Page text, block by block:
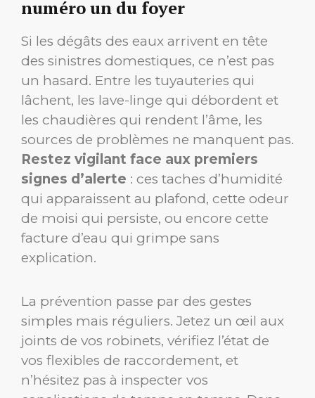
numéro un du foyer
Si les dégâts des eaux arrivent en tête
des sinistres domestiques, ce n’est pas
un hasard. Entre les tuyauteries qui
lâchent, les lave-linge qui débordent et
les chaudières qui rendent l’âme, les
sources de problèmes ne manquent pas.
Restez vigilant face aux premiers
signes d’alerte : ces taches d’humidité
qui apparaissent au plafond, cette odeur
de moisi qui persiste, ou encore cette
facture d’eau qui grimpe sans
explication.
La prévention passe par des gestes
simples mais réguliers. Jetez un œil aux
joints de vos robinets, vérifiez l’état de
vos flexibles de raccordement, et
n’hésitez pas à inspecter vos